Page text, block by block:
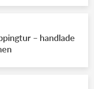
– handlade